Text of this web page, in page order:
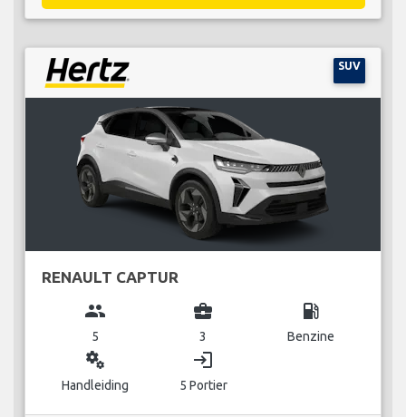
SUV
RENAULT CAPTUR
group
5
business_center
3
local_gas_station
Benzine
miscellaneous_services
Handleiding
login
5 Portier